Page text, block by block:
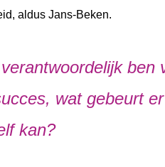
aldus Jans-Beken.
ben
wat gebeurt
kan?